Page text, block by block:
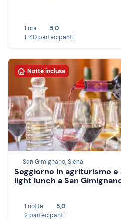
1 ora
5,0
1-40 partecipanti
Notte inclusa
San Gimignano, Siena
Soggiorno in agriturismo
light lunch a San
1 notte
5,0
2 partecipanti